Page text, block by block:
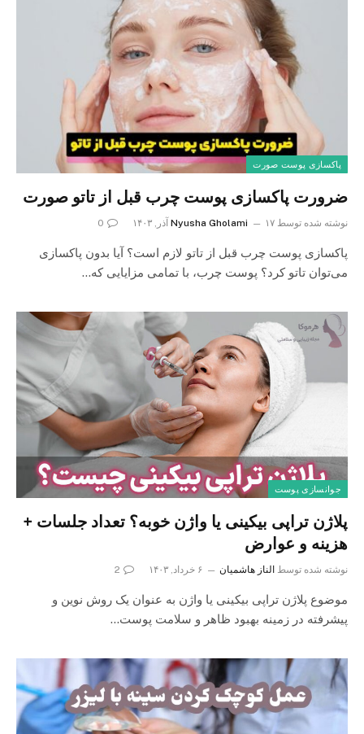
پاکسازی پوست صورت
ضرورت پاکسازی پوست چرب قبل از تاتو صورت
نوشته شده توسط Nyusha Gholami ۱۷ آذر, ۱۴۰۳ 0
پاکسازی پوست چرب قبل از تاتو لازم است؟ آیا بدون پاکسازی
می‌توان تاتو کرد؟ پوست چرب، با تمامی مزایایی که…
جوانسازی پوست
پلاژن تراپی بیکینی یا واژن خوبه؟ تعداد جلسات +
هزینه و عوارض
نوشته شده توسط الناز هاشمیان ۶ خرداد, ۱۴۰۳ 2
موضوع پلاژن تراپی بیکینی یا واژن به عنوان یک روش نوین و
پیشرفته در زمینه بهبود ظاهر و سلامت پوست…